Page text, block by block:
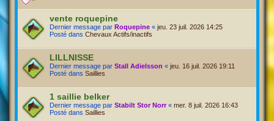
vente roquepine
Dernier message par Roquepine « jeu. 23 juil. 2026 14:25
Posté dans Chevaux Actifs/inactifs
LILLNISSE
Dernier message par Stall Adielsson « jeu. 16 juil. 2026 19:11
Posté dans Saillies
1 saillie belker
Dernier message par Stabilt Stor Norr « mer. 8 juil. 2026 16:43
Posté dans Saillies